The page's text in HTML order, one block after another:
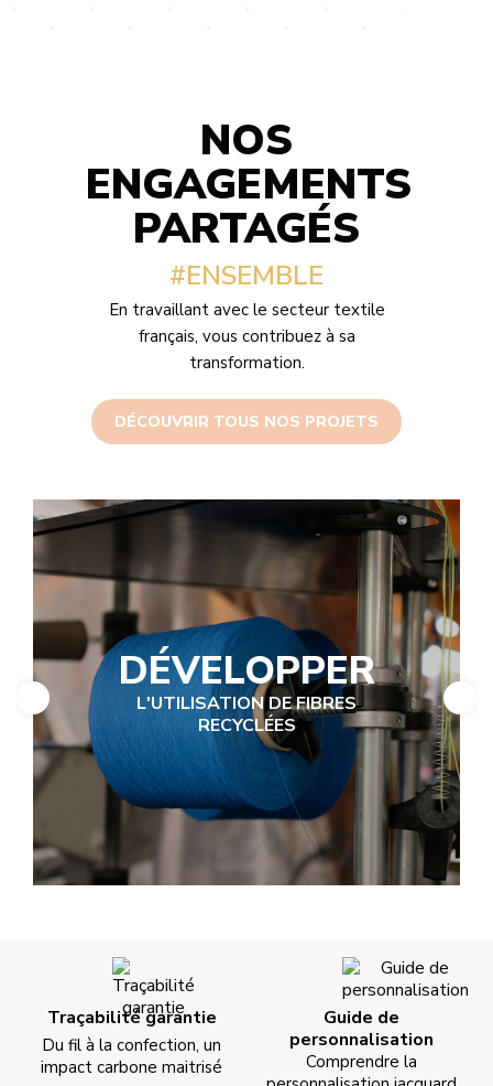
NOS
ENGAGEMENTS
PARTAGÉS
#ENSEMBLE
En travaillant avec le secteur textile
français, vous contribuez à sa
transformation.
DÉCOUVRIR TOUS NOS PROJETS
DÉVELOPPER
L'UTILISATION DE FIBRES
RECYCLÉES
Traçabilité garantie
Du fil à la confection, un
impact carbone maitrisé
Guide de
personnalisation
Comprendre la